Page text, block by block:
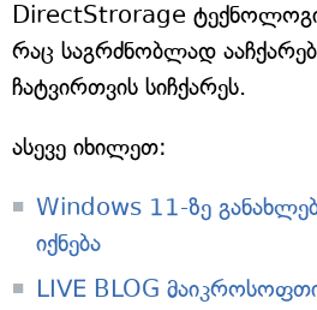
DirectStrorage
რაც საგრძნობლად
ჩატვირთვის სიჩქარეს.
ასევე იხილეთ:
Windows 11-ზე
იქნება
LIVE BLOG